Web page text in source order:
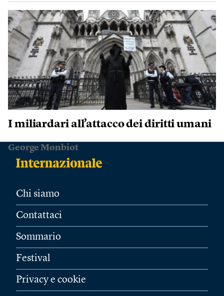
I miliardari all’attacco dei diritti umani
George Monbiot
Chi siamo
Contattaci
Sommario
Festival
Privacy e cookie